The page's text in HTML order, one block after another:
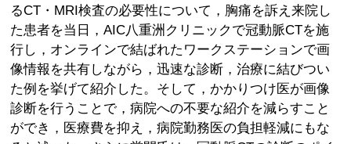
るCT・MRI検査の必要性について，胸痛を訴え来院し
た患者を当日，AIC八重洲クリニックで冠動脈CTを施
行し，オンラインで結ばれたワークステーションで画
像情報を共有しながら，迅速な診断，治療に結びつい
た例を挙げて紹介した。そして，かかりつけ医が画像
診断を行うことで，病院への不要な紹介を減らすこと
ができ，医療費を抑え，病院勤務医の負担軽減にもな